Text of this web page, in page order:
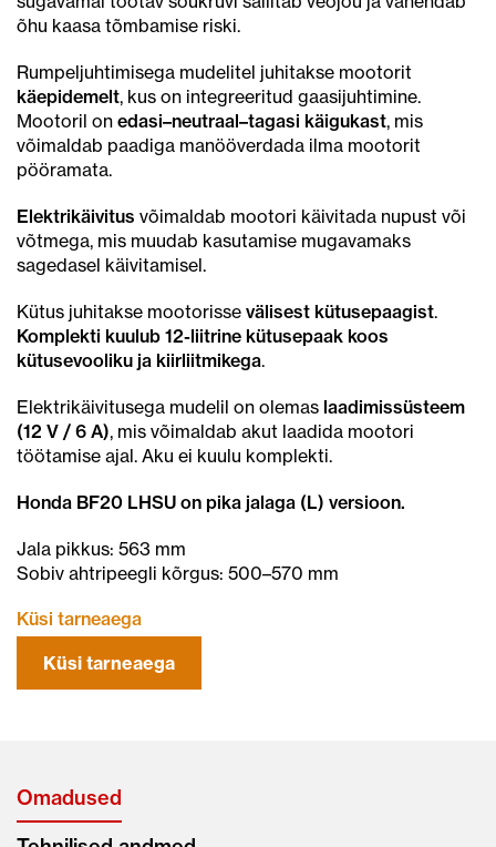
õhu kaasa tõmbamise riski.
Rumpeljuhtimisega mudelitel juhitakse mootorit
käepidemelt, kus on integreeritud gaasijuhtimine.
Mootoril on edasi–neutraal–tagasi käigukast, mis
võimaldab paadiga manööverdada ilma mootorit
pööramata.
Elektrikäivitus võimaldab mootori käivitada nupust või
võtmega, mis muudab kasutamise mugavamaks
sagedasel käivitamisel.
Kütus juhitakse mootorisse välisest kütusepaagist.
Komplekti kuulub 12-liitrine kütusepaak koos
kütusevooliku ja kiirliitmikega.
Elektrikäivitusega mudelil on olemas laadimissüsteem
(12 V / 6 A), mis võimaldab akut laadida mootori
töötamise ajal. Aku ei kuulu komplekti.
Honda BF20 LHSU on pika jalaga (L) versioon.
Jala pikkus: 563 mm
Sobiv ahtripeegli kõrgus: 500–570 mm
Küsi tarneaega
Küsi tarneaega
Omadused